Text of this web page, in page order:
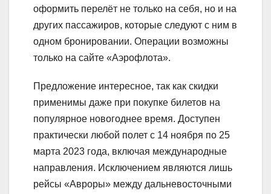
оформить перелёт не только на себя, но и на
других пассажиров, которые следуют с ним в
одном бронировании. Операции возможны
только на сайте «Аэрофлота».
Предложение интересное, так как скидки
применимы даже при покупке билетов на
популярное новогоднее время. Доступен
практически любой полет с 14 ноября по 25
марта 2023 года, включая международные
направления. Исключением являются лишь
рейсы «Авроры» между дальневосточными